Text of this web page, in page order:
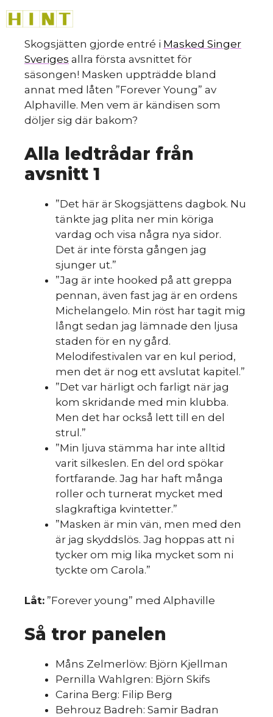
till
innehåll
Skogsjätten gjorde entré i Masked Singer
Sveriges allra första avsnittet för
säsongen! Masken uppträdde bland
annat med låten ”Forever Young” av
Alphaville. Men vem är kändisen som
döljer sig där bakom?
Alla ledtrådar från
avsnitt 1
”Det här är Skogsjättens dagbok. Nu
tänkte jag plita ner min köriga
vardag och visa några nya sidor.
Det är inte första gången jag
sjunger ut.”
”Jag är inte hooked på att greppa
pennan, även fast jag är en ordens
Michelangelo. Min röst har tagit mig
långt sedan jag lämnade den ljusa
staden för en ny gård.
Melodifestivalen var en kul period,
men det är nog ett avslutat kapitel.”
”Det var härligt och farligt när jag
kom skridande med min klubba.
Men det har också lett till en del
strul.”
”Min ljuva stämma har inte alltid
varit silkeslen. En del ord spökar
fortfarande. Jag har haft många
roller och turnerat mycket med
slagkraftiga kvintetter.”
”Masken är min vän, men med den
är jag skyddslös. Jag hoppas att ni
tycker om mig lika mycket som ni
tyckte om Carola.”
Låt: ”Forever young” med Alphaville
Så tror panelen
Måns Zelmerlöw: Björn Kjellman
Pernilla Wahlgren: Björn Skifs
Carina Berg: Filip Berg
Behrouz Badreh: Samir Badran
HINT»
Så